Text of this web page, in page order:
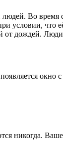
Во время
условии, что
дождей. Люди
никогда.